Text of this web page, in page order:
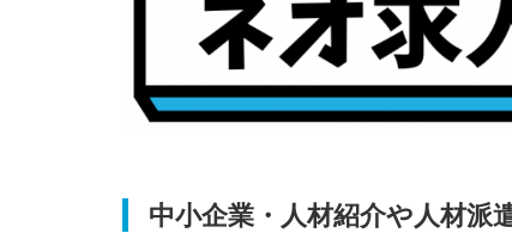
中小企業・人材紹介や人材派